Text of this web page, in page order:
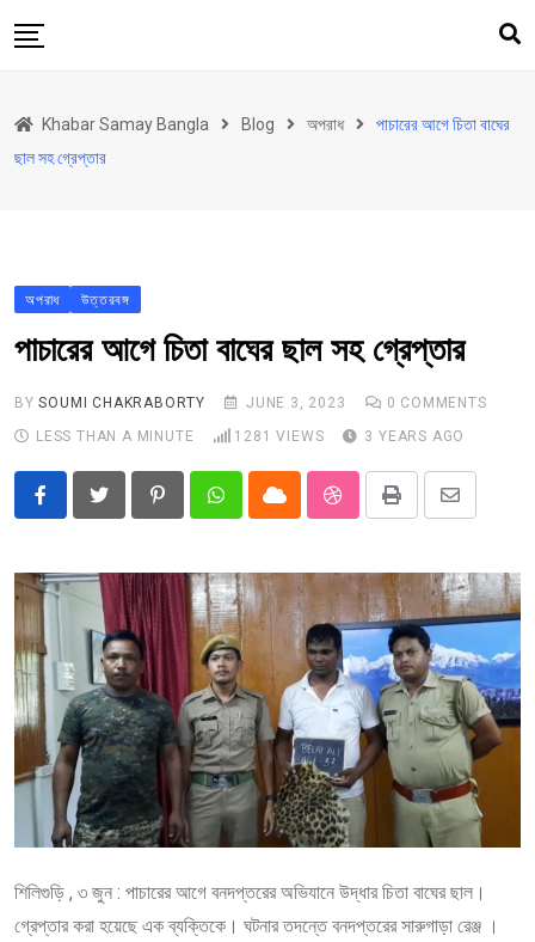
to
উত্তরবঙ্গ
আরও কিছু
Contact
Khabar Samay Hindi
Khabar Samay Bangla Blog অপরাধ
পাচারের আগে চিতা বাঘের
ছাল সহ গ্রেপ্তার
অপরাধ উত্তরবঙ্গ
পাচারের আগে চিতা বাঘের ছাল সহ গ্রেপ্তার
BYSOUMI CHAKRABORTY JUNE 3, 2023 0 COMMENTS
LESS THAN A MINUTE
1281 VIEWS 3 YEARS AGO
PinterestWhatsappCloud StumbleUpon
Print
Share
Email
শিলিগুড়ি , ৩ জুন : পাচারের আগে বনদপ্তরের অভিযানে উদ্ধার চিতা বাঘের ছাল।
গ্রেপ্তার করা হয়েছে এক ব্যক্তিকে। ঘটনার তদন্তে বনদপ্তরের সারুগাড়া রেঞ্জ ।